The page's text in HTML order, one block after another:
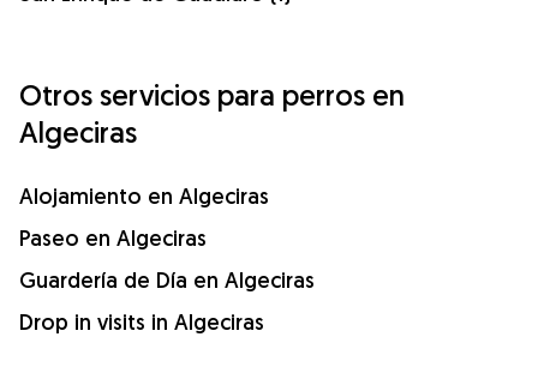
Otros servicios para perros en
Algeciras
Alojamiento en Algeciras
Paseo en Algeciras
Guardería de Día en Algeciras
Drop in visits in Algeciras